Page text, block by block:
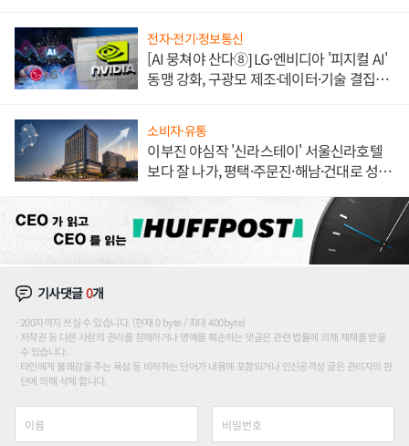
전자·전기·정보통신
[AI 뭉쳐야 산다⑧] LG·엔비디아 '피지컬 AI'
동맹 강화, 구광모 제조·데이터·기술 결집
소비자·유통
이부진 야심작 '신라스테이' 서울신라호텔
보다 잘 나가, 평택·주문진·해남·건대로 성
기사댓글0개
200자까지 쓰실 수 있습니다. (현재 0 byte / 최대 400byte)
저작권 등 다른 사람의 권리를 침해하거나 명예를 훼손하는 댓글은 관련 법률에 의해 제재를 받을
수 있습니다.
타인에게 불쾌감을 주는 욕설 등 비하하는 단어가 내용에 포함되거나 인신공격성 글은 관리자의 판
단에 의해 삭제 합니다.